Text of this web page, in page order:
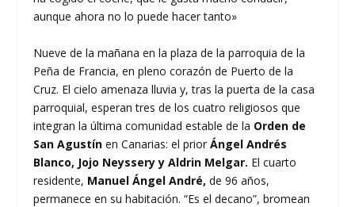
aunque ahora no lo puede hacer tanto»
Nueve de la mañana en la plaza de la parroquia de la
Peña de Francia, en pleno corazón de Puerto de la
Cruz. El cielo amenaza lluvia y, tras la puerta de la casa
parroquial, esperan tres de los cuatro religiosos que
integran la última comunidad estable de la Orden de
San Agustín en Canarias: el priorÁngel Andrés
Blanco, Jojo Neyssery y Aldrin Melgar. El cuarto
residente, Manuel Ángel André, de 96 años,
permanece en su habitación. “Es el decano”, bromean